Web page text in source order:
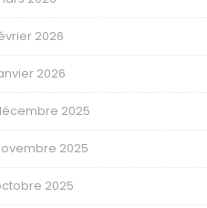
2026
2026
2025
2025
2025